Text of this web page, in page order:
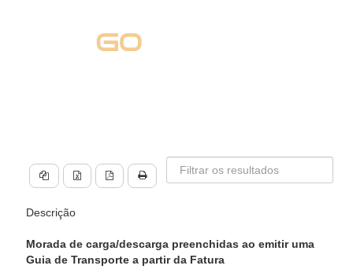
Descrição
Morada de carga/descarga preenchidas ao emitir uma
Guia de Transporte a partir da Fatura